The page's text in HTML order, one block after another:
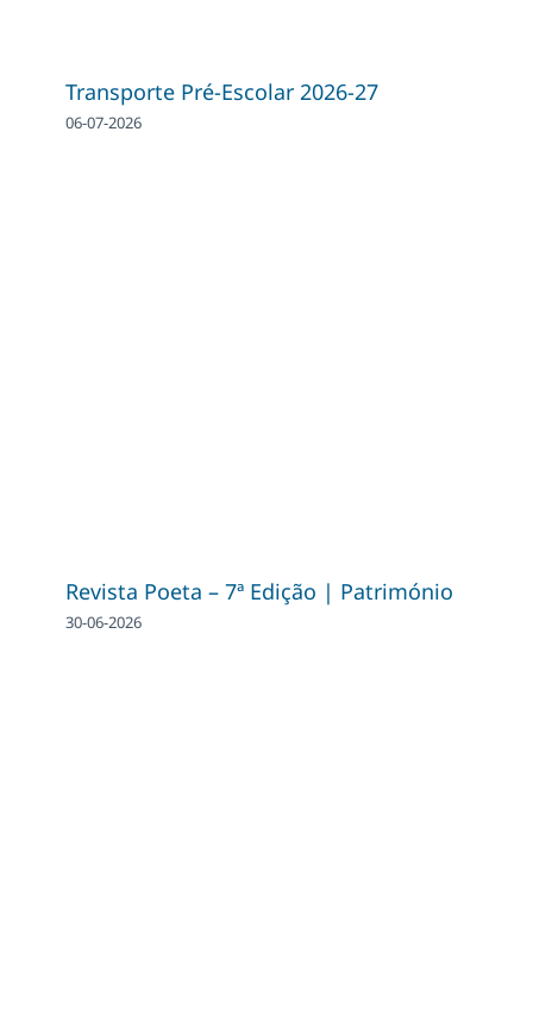
Transporte Pré-Escolar 2026-27
06-07-2026
Revista Poeta – 7ª Edição | Património
30-06-2026